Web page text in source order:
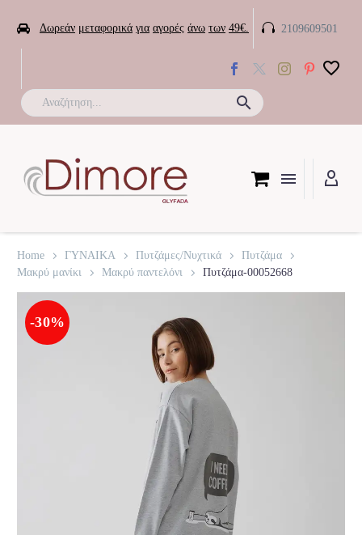
 Δωρεάν μεταφορικά για αγορές άνω των 49€. 
 2109609501
Home ΓΥΝΑΙΚΑ Πυτζάμες/Νυχτικά
Πυτζάμα
Μακρύ μανίκι
Μακρύ παντελόνι Πυτζάμα-00052668
-30%